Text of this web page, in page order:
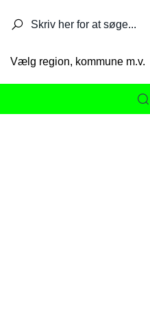
Vælg region, kommune m.v.